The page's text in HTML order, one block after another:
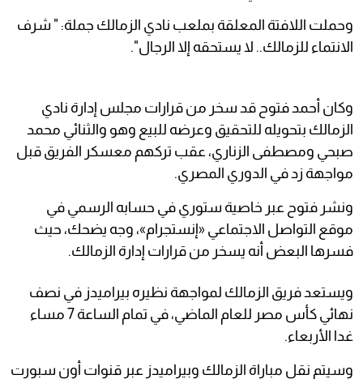
وحملت اللافتة المعلقة بملعب نادي الزمالك جملة: " شرف
الانتماء للزمالك.. لا يستحقه إلا الرجال".
وكان أحمد فتوح قد سخر من قرارات مجلس إدارة نادي
الزمالك بتحويله للتحقيق وعرضه للبيع وهو والثنائي محمد
صبحي ومصطفى الزناري، عقب تركهم معسكر الفريق قبل
مواجهة زد في الدوري المصري.
ونشر فتوح عبر خاصية ستوري في حسابه الرسمي في
موقع التواصل الاجتماعي «إنستجرام»، وجه يضحك، حيث
فسرها البعض أنه يسخر من قرارات إدارة الزمالك.
ويستعد فريق الزمالك لمواجهة نظيره بيراميدز في نصف
نهائي كأس مصر للعام الماضي، في تمام الساعة 7 مساء
غدا الأربعاء.
وسيتم نقل مباراة الزمالك وبيراميدز عبر قنوات أون سبورت